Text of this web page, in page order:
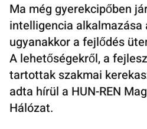
Ma még gyerekcipőben
intelligencia alkalmazása
ugyanakkor a fejlődés
A lehetőségekről, a
tartottak szakmai
adta hírül a HUN-REN
Hálózat.